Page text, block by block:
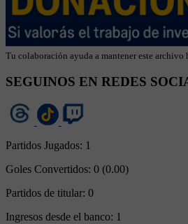
Tu colaboración ayuda a mantener este archivo
SEGUINOS EN REDES
Partidos Jugados: 1
Goles Convertidos: 0 (0.00)
Partidos de titular: 0
Ingresos desde el banco: 1